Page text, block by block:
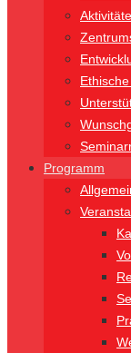
Programm